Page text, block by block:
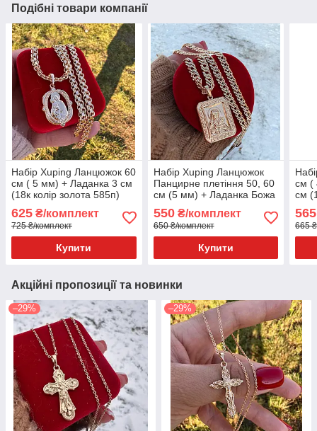
Подібні товари компанії
Набір Xuping Ланцюжок 60
см ( 5 мм) + Ладанка 3 см
(18к колір золота 585п)
625 ₴/комплект
725 ₴/комплект
Купити
Набір Xuping Ланцюжок
Панцирне плетіння 50, 60
см (5 мм) + Ладанка Божа
золота 585п) 82-066
550₴/комплект
650 ₴/комплект
Купити
см (
см
565
665
Акційні пропозиції та новинки
–29% –29%